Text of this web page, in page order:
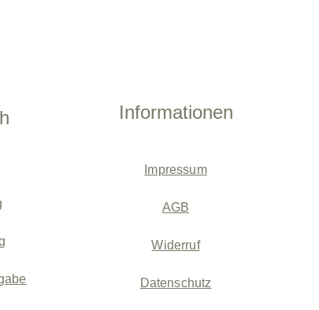
Informationen
Impressum
AGB
Widerruf
Datenschutz